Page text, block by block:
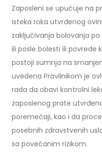
Zaposleni se upućuje na
isteka roka utvrđenog
zaključivanja bolovanja
ili posle bolesti ili povrede
postoji sumnja na
uvedena Pravilnikom je
rada da obavi kontrolni
zaposlenog prate
poremećaji, kao i da
posebnih zdravstvenih
sa povećanim rizikom.